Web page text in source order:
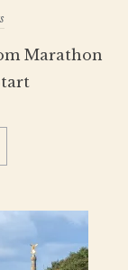
Marathon